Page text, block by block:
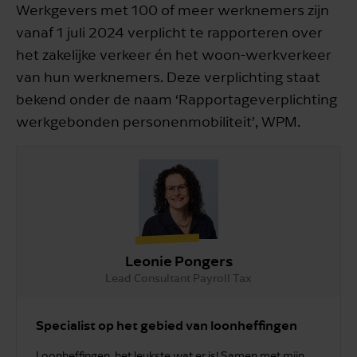
Werkgevers met 100 of meer werknemers zijn
vanaf 1 juli 2024 verplicht te rapporteren over
het zakelijke verkeer én het woon-werkverkeer
van hun werknemers. Deze verplichting staat
bekend onder de naam ‘Rapportageverplichting
werkgebonden personenmobiliteit’, WPM.
Leonie Pongers
Lead Consultant Payroll Tax
Specialist op het gebied van loonheffingen